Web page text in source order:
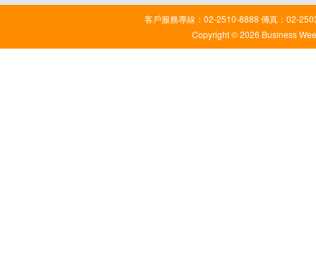
客戶服務專線：02-2510-8888 傳真：02-
Copyright © 2026 Business